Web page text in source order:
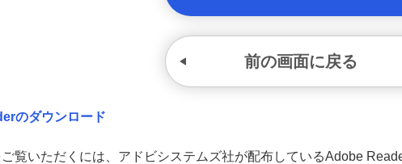
前の画面に戻る
のダウンロード
覧いただくには、アドビシステムズ社が配布しているAdobe